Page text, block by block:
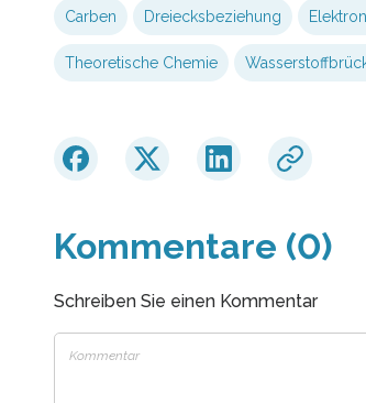
Carben Dreiecksbeziehung
Theoretische Chemie
Kommentare (0)
Schreiben Sie einen Kommentar